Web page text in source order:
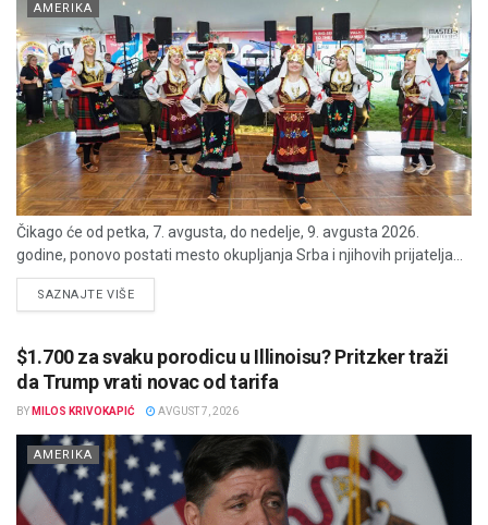
AMERIKA
Čikago će od petka, 7. avgusta, do nedelje, 9. avgusta 2026.
godine, ponovo postati mesto okupljanja Srba i njihovih prijatelja...
SAZNAJTE VIŠEDETAILS
$1.700 za svaku porodicu u Illinoisu? Pritzker traži
da Trump vrati novac od tarifa
BY MILOS KRIVOKAPIĆ AVGUST 7, 2026
AMERIKA